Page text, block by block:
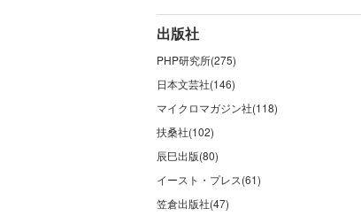
出版社
PHP研究所(275)
日本文芸社(146)
マイクロマガジン社(118)
扶桑社(102)
辰巳出版(80)
イースト・プレス(61)
笠倉出版社(47)